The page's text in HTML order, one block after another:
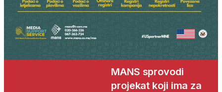
MANS sprovodi
projekat koji ima za